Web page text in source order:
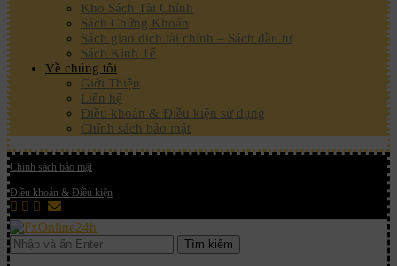
Kho Sách Tài Chính
Sách Chứng Khoán
Sách giao dịch tài chính – Sách đầu tư
Sách Kinh Tế
Về chúng tôi
Giới Thiệu
Liên hệ
Điều khoản & Điều kiện sử dụng
Chính sách bảo mật
Chính sách bảo mật
Điều khoản & Điều kiện
Tìm kiếm